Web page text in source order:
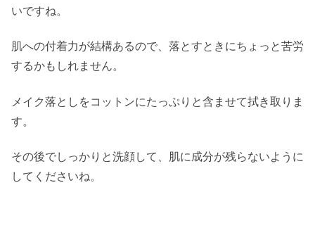
いですね。
肌への付着力が結構あるので、落とすときにちょっと苦労
するかもしれません。
メイク落としをコットンにたっぷりと含ませて拭き取りま
す。
その後でしっかりと洗顔して、肌に成分が残らないように
してくださいね。